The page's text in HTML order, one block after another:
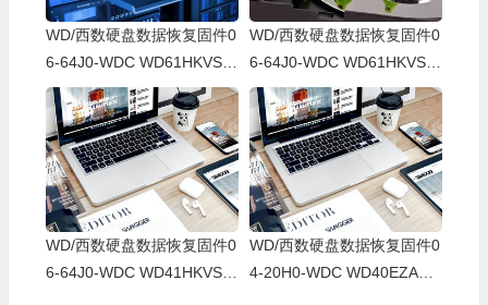
WD/西数硬盘数据恢复固件0
6-64J0-WDC WD61HKVS-7
8AUSY0-80-00A80-WD-WX
52D71DH04K-00060064-27
00
WD/西数硬盘数据恢复固件0
6-64J0-WDC WD61HKVS-7
8AUSY0-80-00A80-WD-WX
22D2143CAS-00060064-27
00
WD/西数硬盘数据恢复固件0
6-64J0-WDC WD41HKVS-7
WD/西数硬盘数据恢复固件0
4-20H0-WDC WD40EZAZ-0